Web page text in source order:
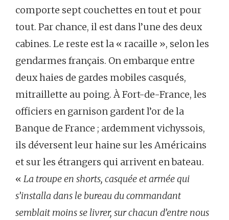
comporte sept couchettes en tout et pour
tout. Par chance, il est dans l’une des deux
cabines. Le reste est la « racaille », selon les
gendarmes français. On embarque entre
deux haies de gardes mobiles casqués,
mitraillette au poing. À Fort-de-France, les
officiers en garnison gardent l’or de la
Banque de France ; ardemment vichyssois,
ils déversent leur haine sur les Américains
et sur les étrangers qui arrivent en bateau.
« La troupe en shorts, casquée et armée qui
s’installa dans le bureau du commandant
semblait moins se livrer, sur chacun d’entre nous